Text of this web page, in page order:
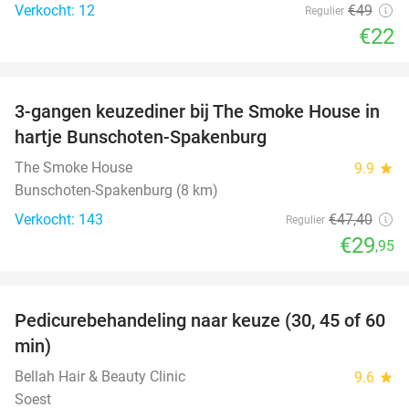
Verkocht: 12
Regulier €49
€22
37%
3-gangen keuzediner bij The Smoke House in
hartje Bunschoten-Spakenburg
The Smoke House 9.9 star
Bunschoten-Spakenburg (8 km)
Verkocht: 143
Regulier €47,40
€29,95
58%
Pedicurebehandeling naar keuze (30, 45 of 60
min)
Bellah Hair & Beauty Clinic 9.6 star
Soest